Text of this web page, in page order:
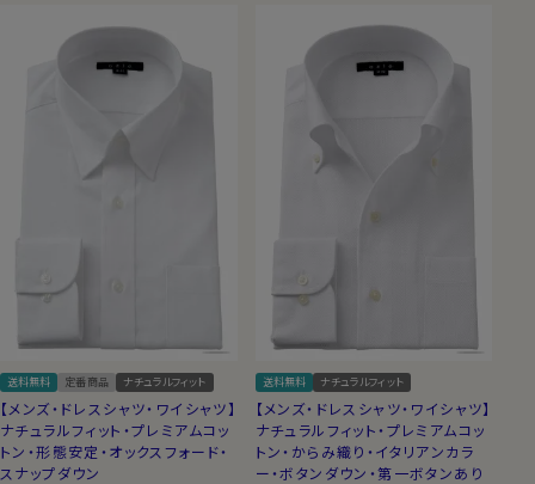
送料無料 定番商品 ナチュラルフィット
【メンズ・ドレスシャツ・ワイシャツ】
ナチュラルフィット・プレミアムコッ
トン・形態安定・オックスフォード・
スナップダウン
送料無料 ナチュラルフィット
【メンズ・ドレスシャツ・ワイシャツ】
ナチュラルフィット・プレミアムコッ
トン・からみ織り・イタリアンカラ
ー・ボタンダウン・第一ボタンあり